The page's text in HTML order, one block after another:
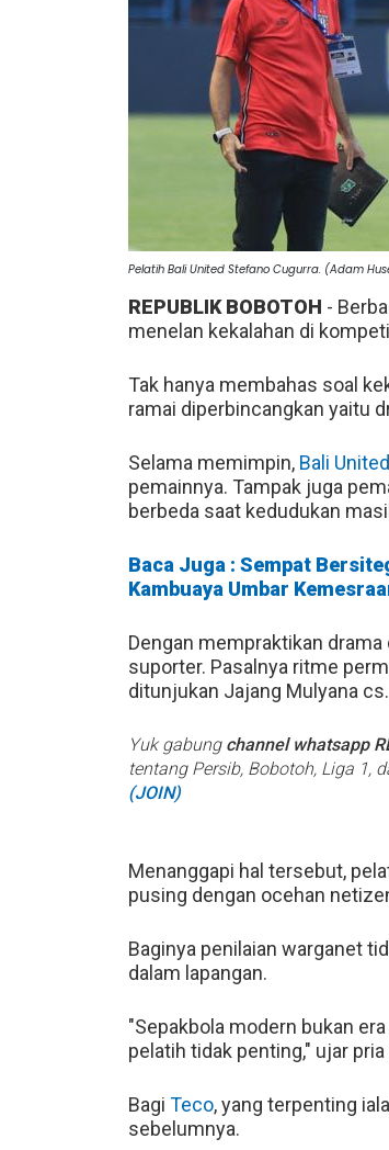
Pelatih Bali United Stefano Cugurra. (Adam
REPUBLIK BOBOTOH -
menelan kekalahan di
Tak hanya membahas soal
ramai diperbincangkan yaitu
Selama memimpin, Bali United
pemainnya. Tampak juga
berbeda saat kedudukan
Baca Juga : Sempat
Kambuaya Umbar
Dengan mempraktikan
suporter. Pasalnya ritme
ditunjukan Jajang Mulyana cs.
Yuk gabung channel whatsapp
tentang Persib, Bobotoh, Liga 1,
(JOIN)
Menanggapi hal tersebut,
pusing dengan ocehan
Baginya penilaian warganet
dalam lapangan.
"Sepakbola modern bukan
pelatih tidak penting," ujar
Bagi Teco, yang terpenting
sebelumnya.